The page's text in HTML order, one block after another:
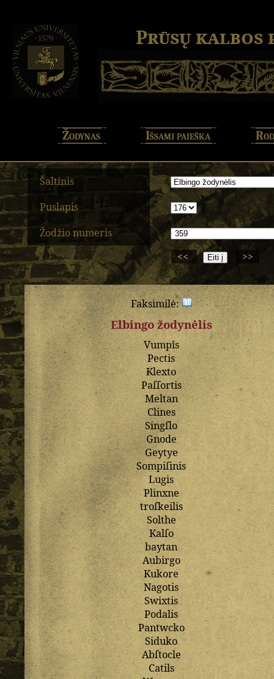
Prūsų kalbos
Žodynas Išsami paieška
Šaltinis
Puslapis
Žodžio numeris
<<
>>
Faksimilė:
Elbingo žodynėlis
Vumpîs
Pectis
Klexto
Paſſortis
Meltan
Clines
Singſlo
Gnode
Geytye
Sompiſinis
Lugis
Plinxne
troſkeilis
Solthe
Kalſo
baytan
Aubirgo
Kukore
Nagotis
Swixtis
Podalis
Pantwcko
Siduko
Abſtocle
Catils